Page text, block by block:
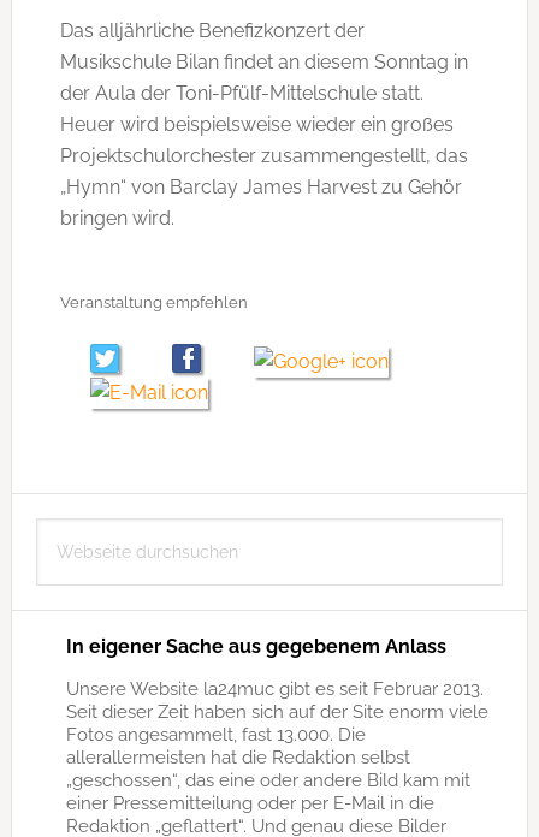
Das alljährliche Benefizkonzert der
Musikschule Bilan findet an diesem Sonntag in
der Aula der Toni-Pfülf-Mittelschule statt.
Heuer wird beispielsweise wieder ein großes
Projektschulorchester zusammengestellt, das
„Hymn“ von Barclay James Harvest zu Gehör
bringen wird.
Veranstaltung empfehlen
Seitenspalte
durchsuchen
In eigener Sache aus gegebenem Anlass
Unsere Website la24muc gibt es seit Februar 2013.
Seit dieser Zeit haben sich auf der Site enorm viele
Fotos angesammelt, fast 13.000. Die
allerallermeisten hat die Redaktion selbst
„geschossen“, das eine oder andere Bild kam mit
einer Pressemitteilung oder per E-Mail in die
Redaktion „geflattert“. Und genau diese Bilder